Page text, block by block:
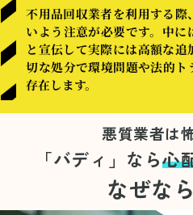
不用品回収業者を利用する
いよう注意が必要です。中に
と宣伝して実際には高額な
切な処分で環境問題や法的ト
存在します。
悪質業者は
「バディ」なら心
なぜなら